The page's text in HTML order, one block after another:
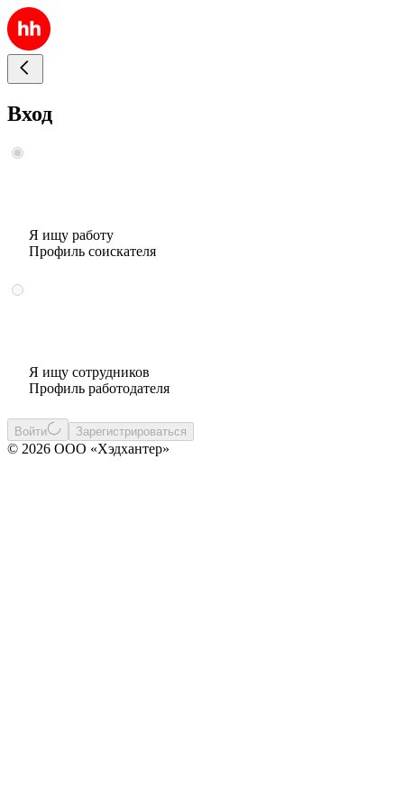
Вход
Я ищу работу
Профиль соискателя
Я ищу сотрудников
Профиль работодателя
Войти Зарегистрироваться
© 2026 ООО «Хэдхантер»